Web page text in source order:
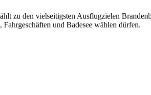
zu den vielseitigsten Ausflugzielen
und Badesee wählen dürfen.